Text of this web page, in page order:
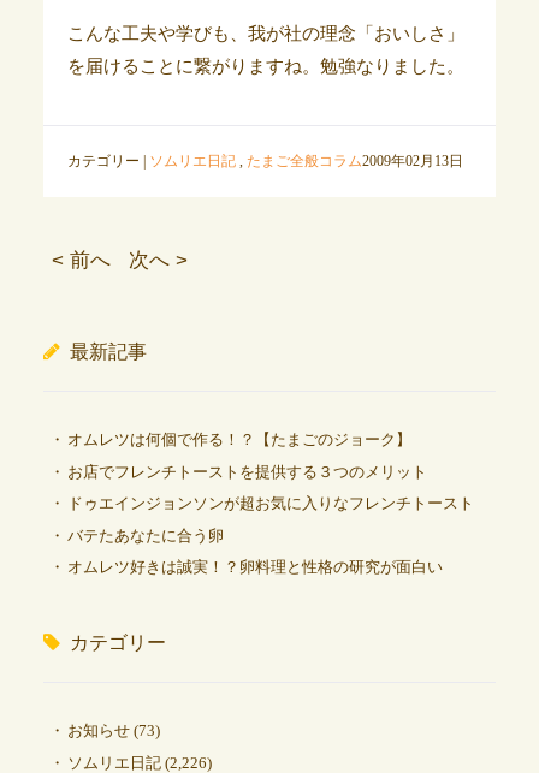
こんな工夫や学びも、我が社の理念「おいしさ」
を届けることに繋がりますね。勉強なりました。
カテゴリー | ソムリエ日記, たまご全般コラム2009年02月13日
< 前へ 次へ >
最新記事
オムレツは何個で作る！？【たまごのジョーク】
お店でフレンチトーストを提供する３つのメリット
ドゥエインジョンソンが超お気に入りなフレンチトースト
バテたあなたに合う卵
オムレツ好きは誠実！？卵料理と性格の研究が面白い
カテゴリー
お知らせ(73)
ソムリエ日記(2,226)